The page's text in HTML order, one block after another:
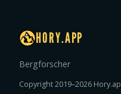
HORY.APP
Bergforscher
Copyright 2019–2026